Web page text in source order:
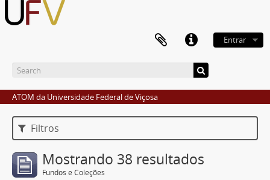
Entrar
ATOM da Universidade Federal de Viçosa
Filtros
Mostrando 38 resultados
Fundos e Coleções